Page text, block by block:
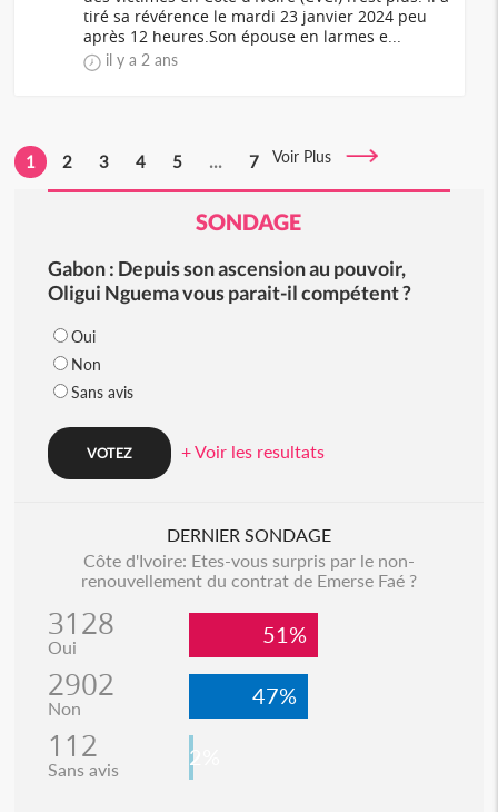
tiré sa révérence le mardi 23 janvier 2024 peu
après 12 heures.Son épouse en larmes e...
il y a 2 ans
1 2 3 4 5 ... 7 Voir Plus
SONDAGE
Gabon : Depuis son ascension au pouvoir,
Oligui Nguema vous parait-il compétent ?
Oui
Non
Sans avis
+ Voir les resultats
DERNIER SONDAGE
Côte d'Ivoire: Etes-vous surpris par le non-
renouvellement du contrat de Emerse Faé ?
3128
Oui 51%
2902
Non 47%
112
Sans avis 2%